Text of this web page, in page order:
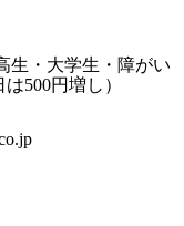
・大学生・障がい
500円増し）